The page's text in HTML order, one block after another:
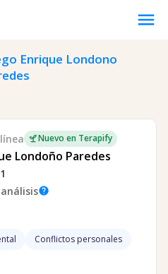
menu
Enrique Londono
Nuevo en Terapify
Londoño Paredes
help
Conflictos personales